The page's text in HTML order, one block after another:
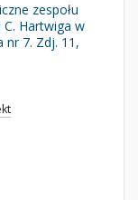
zespołu
Hartwiga w
nr 7. Zdj. 11,